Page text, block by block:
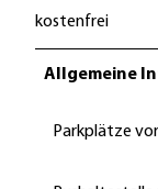
kostenfrei
Allgemeine
Parkplätze